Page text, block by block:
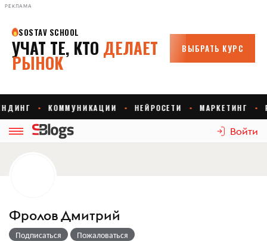
РЕКЛАМА
Войти
Фролов Дмитрий
Подписаться Пожаловаться